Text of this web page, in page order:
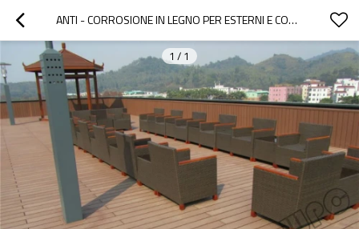
ANTI - CORROSIONE IN LEGNO PER ESTERNI E COMPOSIZIONE PLASTICA
1 / 1